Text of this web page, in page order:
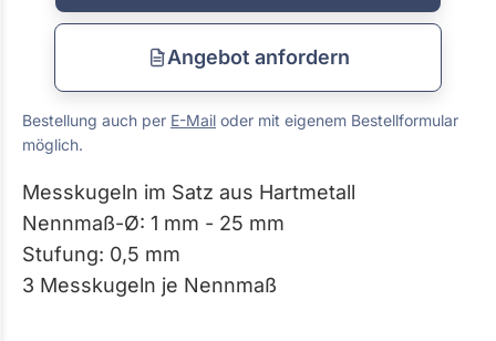
Angebot anfordern
Bestellung auch per E-Mail oder mit eigenem Bestellformular
möglich.
Messkugeln im Satz aus Hartmetall
Nennmaß-Ø: 1 mm - 25 mm
Stufung: 0,5 mm
3 Messkugeln je Nennmaß